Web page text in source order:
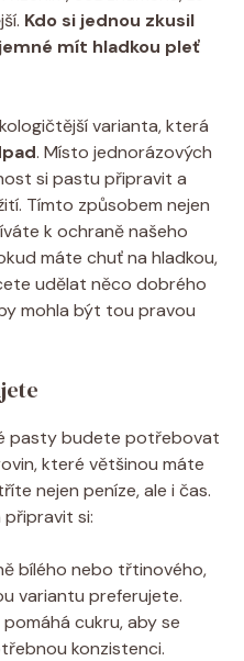
Kdo si jednou zkusil
mít hladkou pleť
varianta, která
. Místo jednorázových
si pastu připravit a
Tímto způsobem nejen
k ochraně našeho
máte chuť na hladkou,
udělat něco dobrého
mohla být tou pravou
pasty budete potřebovat
které většinou máte
nejen peníze, ale i čas.
si:
bílého nebo třtinového,
variantu preferujete.
cukru, aby se
konzistenci.